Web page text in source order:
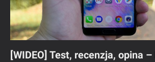
[WIDEO] Test, recenzja, opina